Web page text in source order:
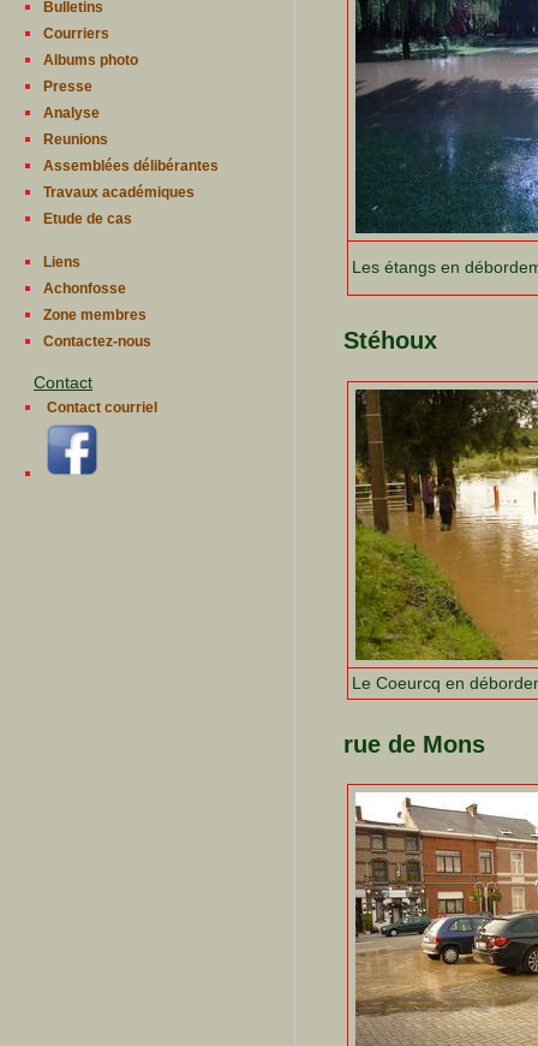
Bulletins
Courriers
Albums photo
Presse
Analyse
Reunions
Assemblées délibérantes
Travaux académiques
Etude de cas
Liens
Achonfosse
Zone membres
Contactez-nous
Contact
Contact courriel
Les étangs en
Stéhoux
Le Coeurcq en
rue de Mons